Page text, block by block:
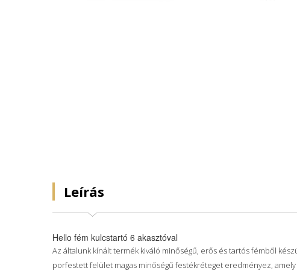
Leírás
Hello fém kulcstartó 6 akasztóval
Az általunk kínált termék kiváló minőségű, erős és tartós fémből
porfestett felület magas minőségű festékréteget eredményez,